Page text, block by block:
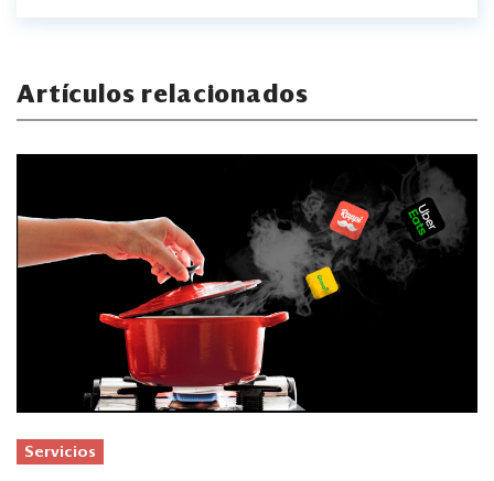
Artículos relacionados
Servicios